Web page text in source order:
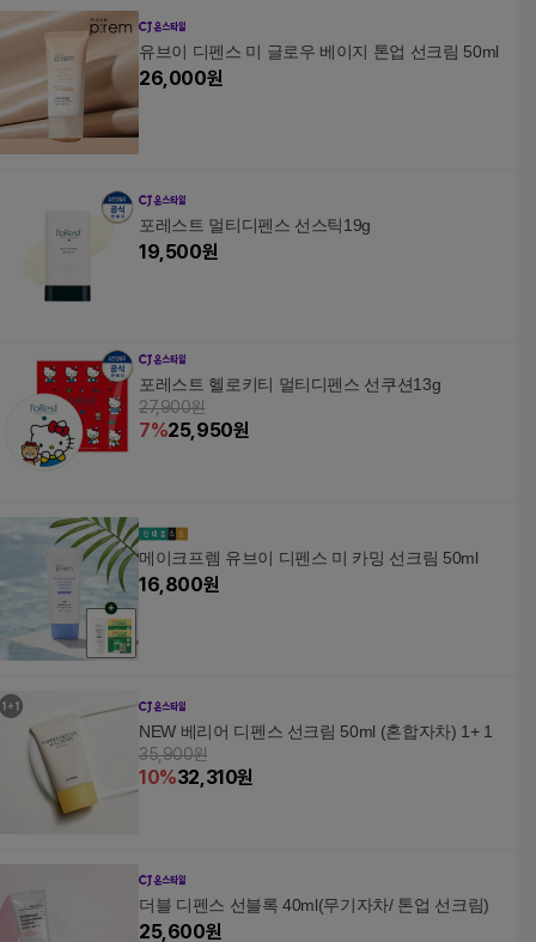
유브이 디펜스 미 글로우 베이지 톤업 선크림 50ml
26,000원
포레스트 멀티디펜스 선스틱19g
19,500원
포레스트 헬로키티 멀티디펜스 선쿠션13g
27,900원
7%25,950원
메이크프렘 유브이 디펜스 미 카밍 선크림 50ml
16,800원
NEW 베리어 디펜스 선크림 50ml (혼합자차) 1+ 1
35,900원
10%32,310원
더블 디펜스 선블록 40ml(무기자차/ 톤업 선크림)
25,600원